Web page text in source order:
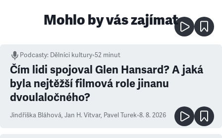
Mohlo by vás zajímat
Podcasty: Dělníci kultury•52 minut
Čím lidi spojoval Glen Hansard? A jaká
byla nejtěžší filmová role jinanu
dvoulaločného?
Jindřiška Bláhová, Jan H. Vitvar, Pavel Turek•8. 8. 2026